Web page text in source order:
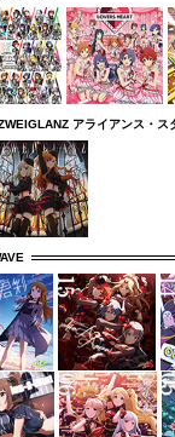
アライアンス・ス